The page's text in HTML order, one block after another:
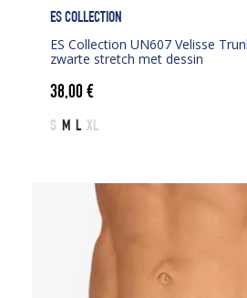
ES COLLECTION
ES Collection UN607 Velisse
zwarte stretch met dessin
38,00€
S M L XL